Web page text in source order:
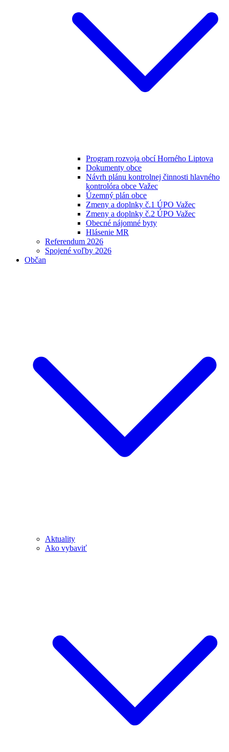
Program rozvoja obcí Horného Liptova
Dokumenty obce
Návrh plánu kontrolnej činnosti hlavného
kontrolóra obce Važec
Územný plán obce
Zmeny a doplnky č.1 ÚPO Važec
Zmeny a doplnky č.2 ÚPO Važec
Obecné nájomné byty
Hlásenie MR
Referendum 2026
Spojené voľby 2026
Občan
Aktuality
Ako vybaviť